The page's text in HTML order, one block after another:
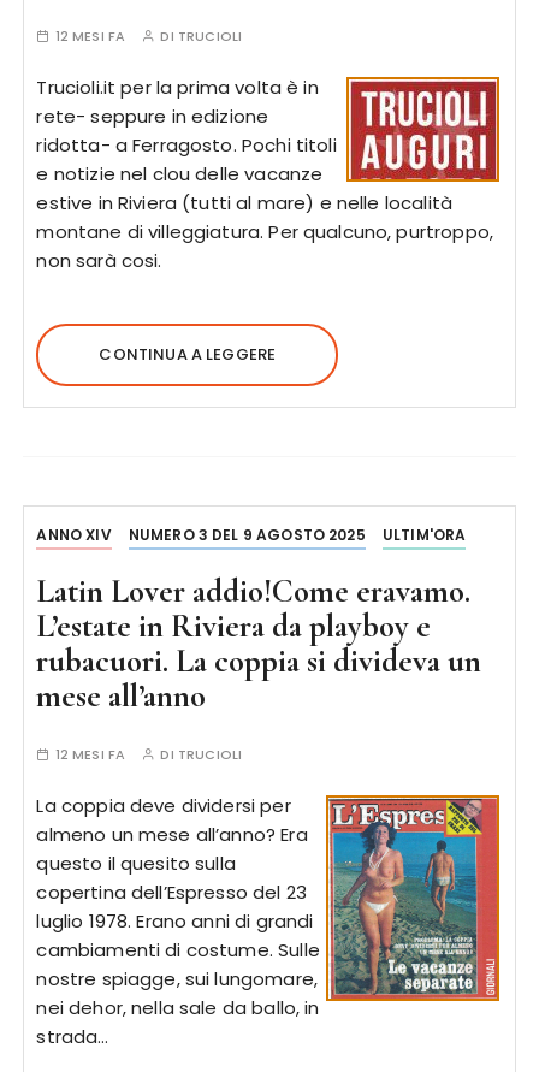
12 MESI FA DI TRUCIOLI
Trucioli.it per la prima volta è in
rete- seppure in edizione
ridotta- a Ferragosto. Pochi titoli
e notizie nel clou delle vacanze
estive in Riviera (tutti al mare) e nelle località
montane di villeggiatura. Per qualcuno, purtroppo,
non sarà cosi.
CONTINUA A LEGGERE
ANNO XIV NUMERO 3 DEL 9 AGOSTO 2025 ULTIM'ORA
Latin Lover addio!Come eravamo.
L’estate in Riviera da playboy e
rubacuori. La coppia si divideva un
mese all’anno
12 MESI FA DI TRUCIOLI
La coppia deve dividersi per
almeno un mese all’anno? Era
questo il quesito sulla
copertina dell’Espresso del 23
luglio 1978. Erano anni di grandi
cambiamenti di costume. Sulle
nostre spiagge, sui lungomare,
nei dehor, nella sale da ballo, in
strada…